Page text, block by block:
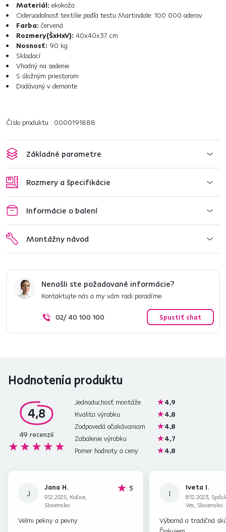
Materiál: ekokoža
Oderuodolnosť textílie podľa testu Martindale: 100 000 oderov
Farba: červená
Rozmery(ŠxHxV): 40x40x37 cm
Nosnosť: 90 kg
Skladací
Vhodný na sedenie
S úložným priestorom
Dodávaný v demonte
Číslo produktu : 0000191888
Základné parametre
Rozmery a špecifikácie
Informácie o balení
Montážny návod
Nenašli ste požadované informácie?
Kontaktujte nás a my vám radi poradíme
02/ 40 100 100 Spustiť chat
Hodnotenia produktu
4,8
49 recenzií
Jednoduchosť montáže
4,9
Kvalita výrobku
4,8
Zodpovedá očakávaniam
4,8
Zabalenie výrobku
4,7
Pomer hodnoty a ceny
4,8
J
Jana H.
9.12.2025, Košice,
Slovensko
5hviezdičiek
Velmi pekny a pevny
I
Iveta I.
8.12.2023,
Ves, Slovensko
Výborná a tradičná